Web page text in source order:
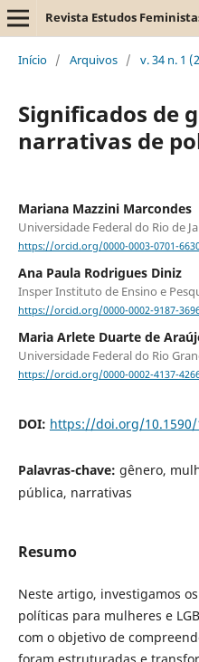
Revista Estudos
Início / Arquivos / v. 34 n. 1
Significados de
narrativas de
Mariana Mazzini Marcondes
Universidade Federal do Rio de
https://orcid.org/0000-0003-0701-
Ana Paula Rodrigues Diniz
Insper Instituto de Ensino e
https://orcid.org/0000-0002-9187-
Maria Arlete Duarte de
Universidade Federal do Rio
https://orcid.org/0000-0002-4137-
DOI: https://doi.org/10.1590/
Palavras-chave: gênero,
pública, narrativas
Resumo
Neste artigo, investigamos
políticas para mulheres e
com o objetivo de
foram estruturadas e